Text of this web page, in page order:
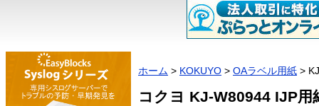
ホーム > KOKUYO > OAラベル用紙 >
コクヨ KJ-W80944 IJP